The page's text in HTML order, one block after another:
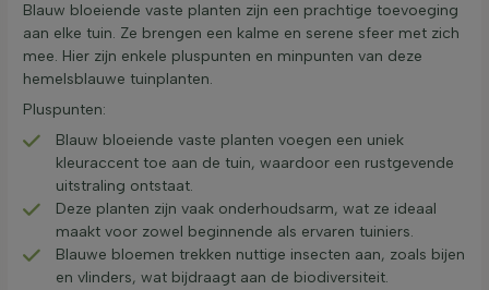
Blauw bloeiende vaste planten zijn een prachtige toevoeging
aan elke tuin. Ze brengen een kalme en serene sfeer met zich
mee. Hier zijn enkele pluspunten en minpunten van deze
hemelsblauwe tuinplanten.
Pluspunten:
Blauw bloeiende vaste planten voegen een uniek
kleuraccent toe aan de tuin, waardoor een rustgevende
uitstraling ontstaat.
Deze planten zijn vaak onderhoudsarm, wat ze ideaal
maakt voor zowel beginnende als ervaren tuiniers.
Blauwe bloemen trekken nuttige insecten aan, zoals bijen
en vlinders, wat bijdraagt aan de biodiversiteit.